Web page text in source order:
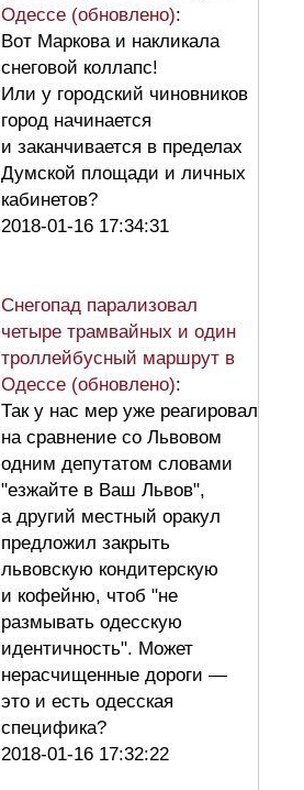
Одессе (обновлено):
Вот Маркова и накликала
снеговой коллапс!
Или у городский чиновников
город начинается
и заканчивается в пределах
Думской площади и личных
кабинетов?
2018-01-16 17:34:31
Снегопад парализовал
четыре трамвайных и один
троллейбусный маршрут в
Одессе (обновлено):
Так у нас мер уже реагировал
на сравнение со Львовом
одним депутатом словами
"езжайте в Ваш Львов",
а другий местный оракул
предложил закрыть
львовскую кондитерскую
и кофейню, чтоб "не
размывать одесскую
идентичность". Может
нерасчищенные дороги —
это и есть одесская
специфика?
2018-01-16 17:32:22